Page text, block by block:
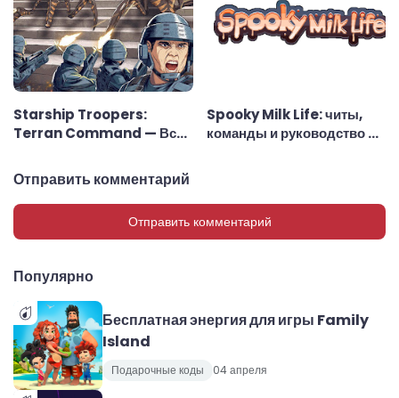
Starship Troopers:
Terran Command — Все
Spooky Milk Life: читы,
команды и руководство по
Отправить комментарий
Отправить комментарий
Популярно
Бесплатная энергия для игры Family
Island
Подарочные коды 04 апреля